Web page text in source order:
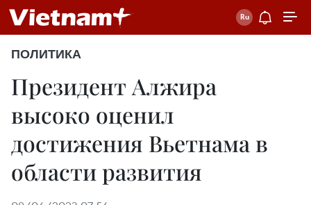
ПОЛИТИКА
Президент Алжира
высоко оценил
достижения Вьетнама в
области развития